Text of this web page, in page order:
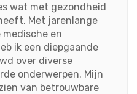
wat met gezondheid
Met jarenlange
en
ik een diepgaande
over diverse
onderwerpen. Mijn
van betrouwbare